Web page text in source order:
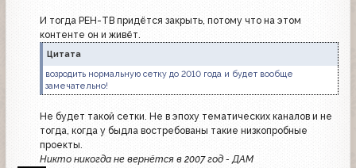
И тогда РЕН-ТВ придётся закрыть, потому что на этом
контенте он и живёт.
Цитата
возродить нормальную сетку до 2010 года и будет вообще
замечательно!
Не будет такой сетки. Не в эпоху тематических каналов и не
тогда, когда у быдла востребованы такие низкопробные
проекты.
Никто никогда не вернётся в 2007 год - ДАМ